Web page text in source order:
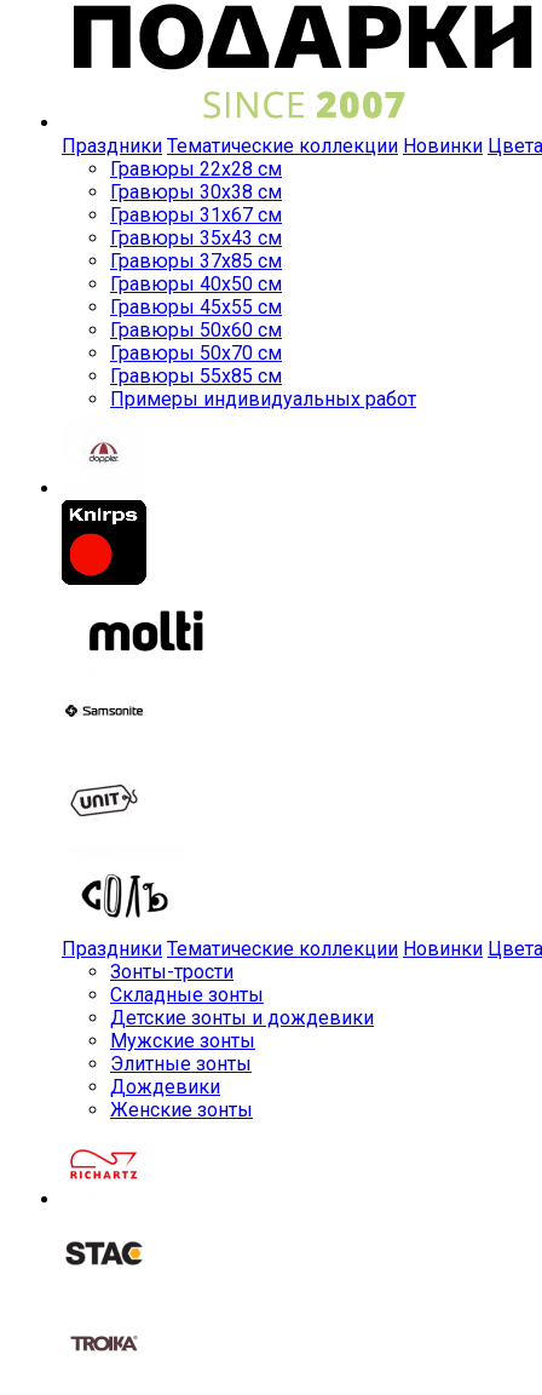
Праздники Тематические коллекции Новинки Цвета
Гравюры 22x28 см
Гравюры 30x38 см
Гравюры 31x67 см
Гравюры 35x43 см
Гравюры 37x85 см
Гравюры 40x50 см
Гравюры 45x55 см
Гравюры 50x60 см
Гравюры 50x70 см
Гравюры 55x85 см
Примеры индивидуальных работ
Праздники Тематические коллекции Новинки Цвета
Зонты-трости
Складные зонты
Детские зонты и дождевики
Мужские зонты
Элитные зонты
Дождевики
Женские зонты